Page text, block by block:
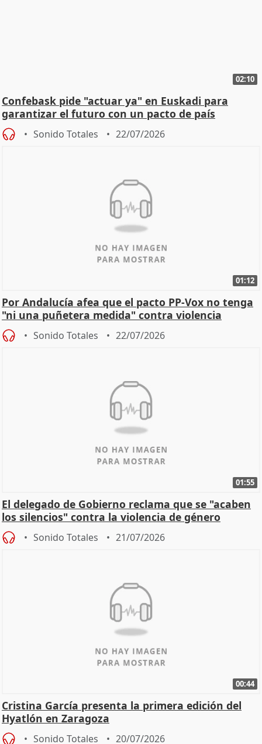
02:10
Confebask pide "actuar ya" en Euskadi para
garantizar el futuro con un pacto de país
Sonido Totales 22/07/2026
01:12
Por Andalucía afea que el pacto PP-Vox no tenga
"ni una puñetera medida" contra violencia
machista
Sonido Totales 22/07/2026
01:55
El delegado de Gobierno reclama que se "acaben
los silencios" contra la violencia de género
Sonido Totales 21/07/2026
00:44
Cristina García presenta la primera edición del
Hyatlón en Zaragoza
Sonido Totales 20/07/2026